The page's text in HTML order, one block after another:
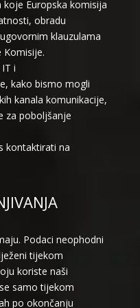
koje Europska komisija
obradu
klauzulama
Komisije.
i
kako bismo mogli
kanala komunikacije,
za poboljšanje
kontaktirati na
Podaci neophodni
tijekom
koriste naši
samo tijekom
po okončanju